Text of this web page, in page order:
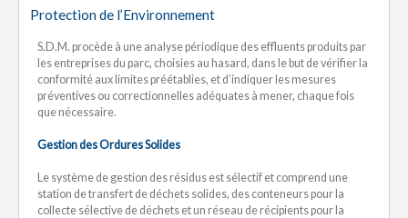
Protection de l’Environnement
S.D.M. procède à une analyse périodique des effluents produits par
les entreprises du parc, choisies au hasard, dans le but de vérifier la
conformité aux limites préétablies, et d’indiquer les mesures
préventives ou correctionnelles adéquates à mener, chaque fois
que nécessaire.
Gestion des Ordures Solides
Le système de gestion des résidus est sélectif et comprend une
station de transfert de déchets solides, des conteneurs pour la
collecte sélective de déchets et un réseau de récipients pour la